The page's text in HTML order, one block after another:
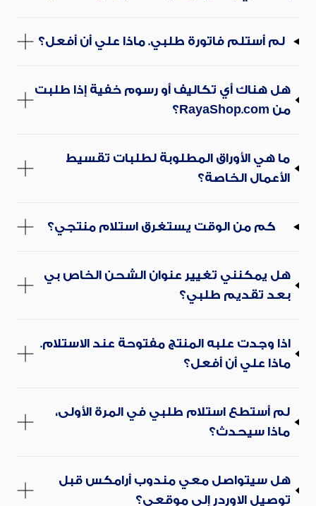
لم أستلم فاتورة طلبي. ماذا علي أن أفعل؟
هل هناك أي تكاليف أو رسوم خفية إذا طلبت
من RayaShop.com؟
ما هي الأوراق المطلوبة لطلبات تقسيط
الأعمال الخاصة؟
كم من الوقت يستغرق استلام منتجي؟
هل يمكنني تغيير عنوان الشحن الخاص بي
بعد تقديم طلبي؟
اذا وجدت علبه المنتج مفتوحة عند الاستلام.
ماذا علي أن أفعل؟
لم أستطع استلام طلبي في المرة الأولى،
ماذا سيحدث؟
هل سيتواصل معي مندوب أرامكس قبل
توصيل الاوردر إلى موقعي؟